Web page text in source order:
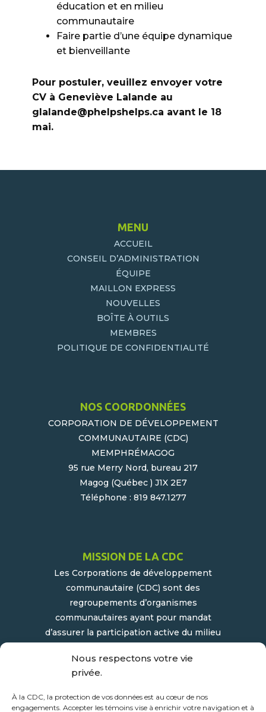
Nous respectons votre vie
privée.
À la CDC, la protection de vos données est au cœur de nos
engagements. Accepter les témoins vise à enrichir votre navigation et à
éducation et en milieu
communautaire
Faire partie d’une équipe dynamique
et bienveillante
Pour postuler, veuillez envoyer votre
CV à Geneviève Lalande au
glalande@phelpshelps.ca avant le 18
mai.
MENU
ACCUEIL
CONSEIL D’ADMINISTRATION
ÉQUIPE
MAILLON EXPRESS
NOUVELLES
BOÎTE À OUTILS
MEMBRES
POLITIQUE DE CONFIDENTIALITÉ
NOS COORDONNÉES
CORPORATION DE DÉVELOPPEMENT
COMMUNAUTAIRE (CDC)
MEMPHRÉMAGOG
95 rue Merry Nord, bureau 217
Magog (Québec ) J1X 2E7
Téléphone : 819 847.1277
MISSION DE LA CDC
Les Corporations de développement
communautaire (CDC) sont des
regroupements d’organismes
communautaires ayant pour mandat
d’assurer la participation active du milieu
développement socioéconomique de leur